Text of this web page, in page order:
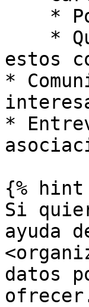
estos
*
*
{%
Si
ayuda
datos